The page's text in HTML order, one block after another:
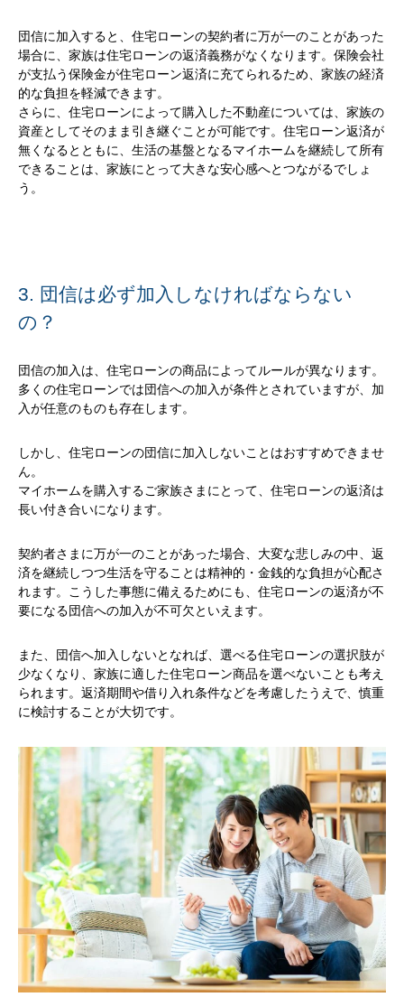
団信に加入すると、住宅ローンの契約者に万が一のことがあった
場合に、家族は住宅ローンの返済義務がなくなります。保険会社
が支払う保険金が住宅ローン返済に充てられるため、家族の経済
的な負担を軽減できます。
さらに、住宅ローンによって購入した不動産については、家族の
資産としてそのまま引き継ぐことが可能です。住宅ローン返済が
無くなるとともに、生活の基盤となるマイホームを継続して所有
できることは、家族にとって大きな安心感へとつながるでしょ
う。
3. 団信は必ず加入しなければならない
の？
団信の加入は、住宅ローンの商品によってルールが異なります。
多くの住宅ローンでは団信への加入が条件とされていますが、加
入が任意のものも存在します。
しかし、住宅ローンの団信に加入しないことはおすすめできませ
ん。
マイホームを購入するご家族さまにとって、住宅ローンの返済は
長い付き合いになります。
契約者さまに万が一のことがあった場合、大変な悲しみの中、返
済を継続しつつ生活を守ることは精神的・金銭的な負担が心配さ
れます。こうした事態に備えるためにも、住宅ローンの返済が不
要になる団信への加入が不可欠といえます。
また、団信へ加入しないとなれば、選べる住宅ローンの選択肢が
少なくなり、家族に適した住宅ローン商品を選べないことも考え
られます。返済期間や借り入れ条件などを考慮したうえで、慎重
に検討することが大切です。